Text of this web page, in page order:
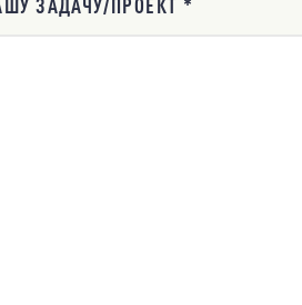
ЗАДАЧУ/ПРОЕКТ *